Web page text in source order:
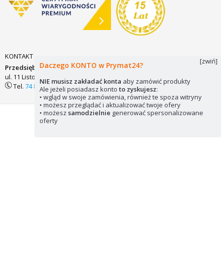
KONTAKT
Przedsiębiorstwo Zaopatrzenia Technicznego PRYMAT Sp.j.
ul. 11 Listopada 7
58-200 DZIERŻONIÓW
biuro@prymat24.pl
Tel. 74 831 18 82lubkom.694 486 552
Mapa strony Pliki cookie
© 2026 Prymat24
Daczego KONTO w Prymat24?
NIE musisz zakładać konta aby zamówić produkty
Ale jeżeli posiadasz konto to zyskujesz:
• wgląd w swoje zamówienia, również te spoza witryny
• możesz przeglądać i aktualizować twoje ofery
• możesz samodzielnie generować spersonalizowane
oferty
[zwiń]